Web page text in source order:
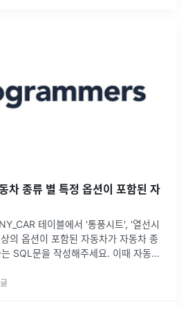
종류 별 특정 옵션이 포함된 자
테이블에서 '통풍시트', '열선시
의 옵션이 포함된 자동차가 자동차 종
SQL문을 작성해주세요. 이때 자동차